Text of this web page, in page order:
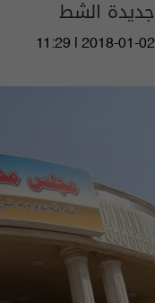
جديدة الشط
11:29 | 2018-01-02